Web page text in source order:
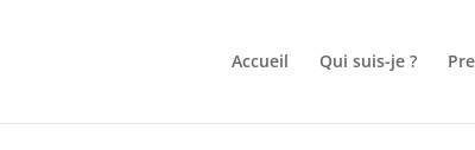
Accueil Qui suis-je ?